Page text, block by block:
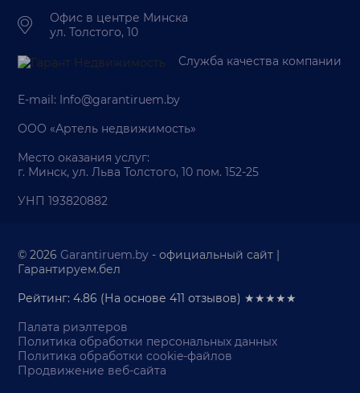
Офис в центре Минска
ул. Толстого, 10
Служба качества компании
E-mail: Info@garantiruem.by
ООО «Артель недвижимость»
Место оказания услуг:
г. Минск, ул. Льва Толстого, 10 пом. 152-25
УНП 193820882
© 2026Garantiruem.by - официальный сайт |
Гарантируем.бел
Рейтинг: 4.86 (На основе411 отзывов) ★★★★★
Палата риэлтеров
Политика обработки персональных данных
Политика обработки cookie-файлов
Продвижение веб-сайта